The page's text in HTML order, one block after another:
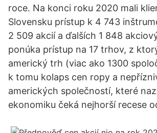
roce. Na konci roku 2020 mali
Slovensku prístup k 4 743
2 509 akcií a ďalších 1 848
ponúka prístup na 17 trhov, z
americký trh (viac ako 1300
k tomu kolaps cen ropy a
amerických společností, které
ekonomiku čeká nejhorší recese